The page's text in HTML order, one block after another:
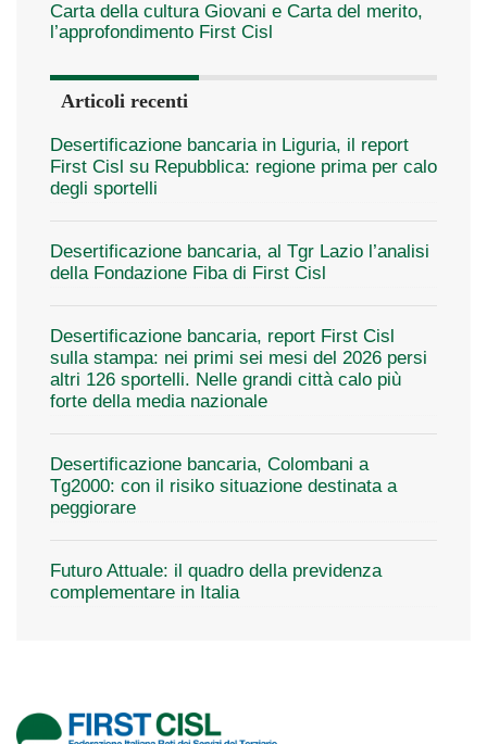
Carta della cultura Giovani e Carta del merito,
l’approfondimento First Cisl
Articoli recenti
Desertificazione bancaria in Liguria, il report
First Cisl su Repubblica: regione prima per calo
degli sportelli
Desertificazione bancaria, al Tgr Lazio l’analisi
della Fondazione Fiba di First Cisl
Desertificazione bancaria, report First Cisl
sulla stampa: nei primi sei mesi del 2026 persi
altri 126 sportelli. Nelle grandi città calo più
forte della media nazionale
Desertificazione bancaria, Colombani a
Tg2000: con il risiko situazione destinata a
peggiorare
Futuro Attuale: il quadro della previdenza
complementare in Italia